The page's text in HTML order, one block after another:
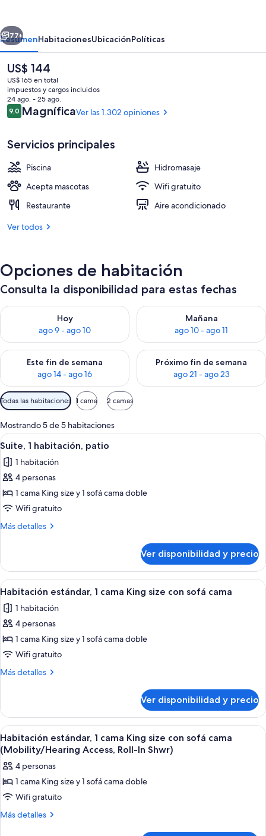
A
Tribute
Portfolio
Hotel
Bonvoy
Exterior
Siguiente
77+
ResumenHabitacionesUbicaciónPolíticas
El
precio
actual
es
de
US$ 144
US$ 144
US$ 165 en total
impuestos y cargos incluidos
24 ago. - 25 ago.
Opiniones
9,09,0 de 10
MagníficaVer las 1.302 opiniones
Servicios principales
Piscina
Hidromasaje
Acepta mascotas
Wifi gratuito
Restaurante
Aire acondicionado
Ver todos
Opciones de habitación
Consulta la disponibilidad para estas fechas
Hoy
ago 9 - ago 10
Consulta la disponibilidad para hoy ago 9 - ago 10
Mañana
ago 10 - ago 11
Consulta la disponibilidad
Este fin de semana
ago 14 - ago 16
Consulta la disponibilidad para este fin de semana ago 14 -
Próximo fin de semana
ago 21 - ago 23
Consulta la disponibilidad
Filtros
disponibles
para
las
habitaciones
Todas las habitaciones 1 cama 2 camas
Mostrando 5 de 5 habitaciones
Ver
todas
las
fotos
de
Suite,
1
Habitación de hotel moderna con
6
Suite, 1 habitación, patio
1 habitación
4 personas
1 cama King size y 1 sofá cama doble
Wifi gratuito
Más detalles
Más
1
habitación,
patio
Ver disponibilidad y precio
Ver
todas
las
fotos
de
Habitación
estándar,
King
size
con
sofá
cama
Una habitación de hotel con una
13
Habitación estándar, 1 cama King size con sofá cama
1 habitación
4 personas
1 cama King size y 1 sofá cama doble
Wifi gratuito
Más detalles
Más
estándar,
cama
King
size
con
sofá
Ver disponibilidad y precio
Ver
todas
las
fotos
de
Habitación
estándar,
Habitación de hotel con cama, sofá,
5
Habitación estándar, 1 cama King size con sofá cama
(Mobility/Hearing Access, Roll-In Shwr)
4 personas
1 cama King size y 1 sofá cama doble
Wifi gratuito
Más detalles
Más